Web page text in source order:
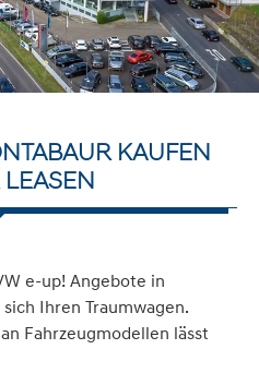
KAUFEN
e-up! Angebote in
Ihren Traumwagen.
Fahrzeugmodellen lässt